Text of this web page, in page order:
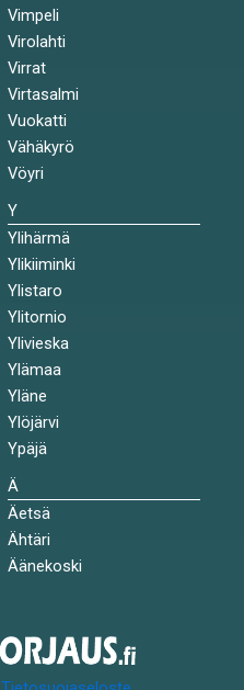
Vimpeli
Virolahti
Virrat
Virtasalmi
Vuokatti
Vähäkyrö
Vöyri
Y
Ylihärmä
Ylikiiminki
Ylistaro
Ylitornio
Ylivieska
Ylämaa
Yläne
Ylöjärvi
Ypäjä
Ä
Äetsä
Ähtäri
Äänekoski